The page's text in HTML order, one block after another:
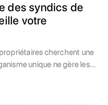
des syndics de
votre
cherchent une
unique ne gère les
Apprenez à